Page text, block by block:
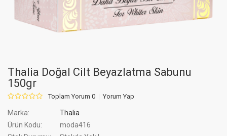
Thalia Doğal Cilt Beyazlatma Sabunu
150gr
Toplam Yorum 0 Yorum Yap
Marka:
Thalia
Ürün Kodu:
moda416